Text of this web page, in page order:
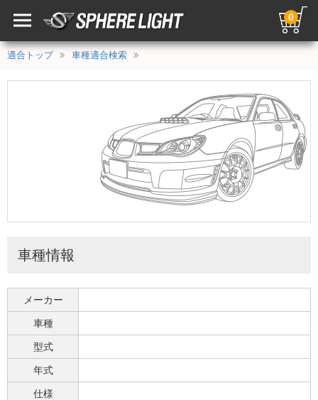
0
適合トップ 車種適合検索
車種情報
メーカー
車種
型式
年式
仕様